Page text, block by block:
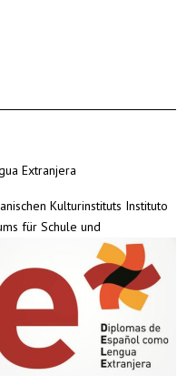
Extranjera
Kulturinstituts Instituto
für Schule und